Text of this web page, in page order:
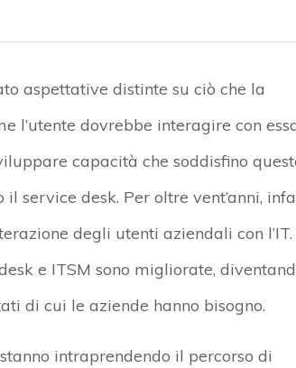
aspettative distinte su ciò che la
l’utente dovrebbe interagire con
capacità che soddisfino
service desk. Per oltre vent’anni,
degli utenti aziendali con l’IT.
e ITSM sono migliorate,
di cui le aziende hanno bisogno.
intraprendendo il percorso di